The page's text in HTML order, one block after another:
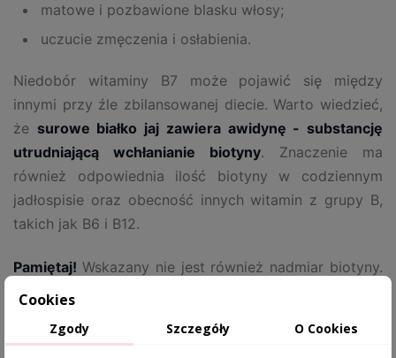
matowe i pozbawione blasku włosy;
uczucie zmęczenia i osłabienia.
Niedobór witaminy B7 może pojawić się między
innymi przy źle zbilansowanej diecie. Warto wiedzieć,
że surowe białko jaj zawiera awidynę - substancję
utrudniającą wchłanianie biotyny. Znaczenie ma
również odpowiednia ilość biotyny w codziennym
jadłospisie oraz obecność innych witamin z grupy B,
takich jak B6 i B12.
Pamiętaj! Wskazany nie jest również nadmiar biotyny.
Z czego to wynika? Otóż zbyt wysoka dawka biotyny
laboratoryjnych, dlatego suplementację zawsze warto
Cookies
Zgody Szczegóły O Cookies